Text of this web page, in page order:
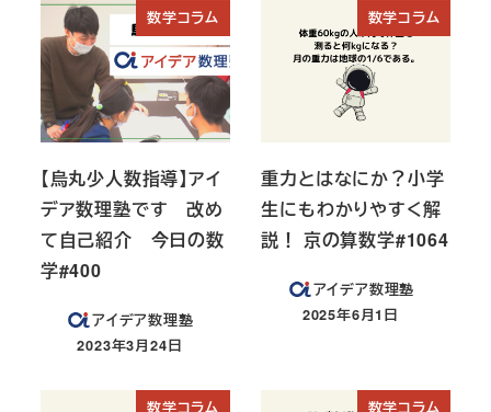
数学コラム
【烏丸少人数指導】アイ
デア数理塾です 改め
て自己紹介 今日の数
学#400
アイデア数理塾
投稿日
2023年3月24日
数学コラム
重力とはなにか？小学
生にもわかりやすく解
説！ 京の算数学#1064
アイデア数理塾
投稿日
2025年6月1日
数学コラム 数学コラム